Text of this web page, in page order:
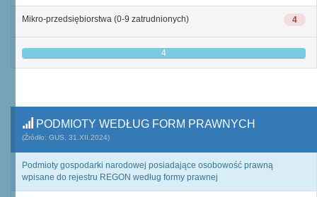
4
Mikro-przedsiębiorstwa (0-9 zatrudnionych)
4
PODMIOTY WEDŁUG FORM PRAWNYCH
(Źródło: GUS, 31.XII.2024)
Podmioty gospodarki narodowej posiadające osobowość prawną
wpisane do rejestru REGON według formy prawnej